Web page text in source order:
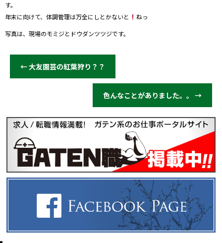
す。
年末に向けて、体調管理は万全にしとかないと
ねっ
写真は、現場のモミジとドウダンツツジです。
←大友園芸の紅葉狩り？？
色んなことがありました。。 →